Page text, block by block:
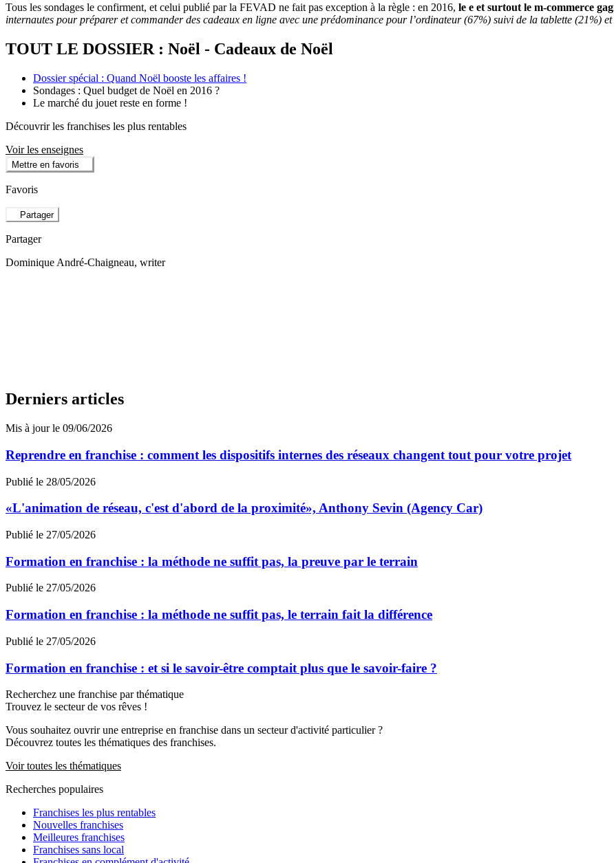
Tous les sondages le confirment, et celui publié par la FEVAD ne fait pas exception à la règle : en 2016, le e et surtout le m-commerce
internautes pour préparer et commander des cadeaux en ligne avec une prédominance pour l’ordinateur (67%) suivi de la tablette (21%)
TOUT LE DOSSIER : Noël - Cadeaux de Noël
Dossier spécial : Quand Noël booste les affaires !
Sondages : Quel budget de Noël en 2016 ?
Le marché du jouet reste en forme !
Découvrir les franchises les plus rentables
Voir les enseignes
Mettre en favoris
Favoris
Partager
Partager
Dominique André-Chaigneau, writer
Derniers articles
Mis à jour le 09/06/2026
Reprendre en franchise : comment les dispositifs internes des réseaux changent tout pour votre projet
Publié le 28/05/2026
«L'animation de réseau, c'est d'abord de la proximité», Anthony Sevin (Agency Car)
Publié le 27/05/2026
Formation en franchise : la méthode ne suffit pas, la preuve par le terrain
Publié le 27/05/2026
Formation en franchise : la méthode ne suffit pas, le terrain fait la différence
Publié le 27/05/2026
Formation en franchise : et si le savoir-être comptait plus que le savoir-faire ?
Recherchez une franchise par thématique
Trouvez le secteur de vos rêves !
Vous souhaitez ouvrir une entreprise en franchise dans un secteur d'activité particulier ?
Découvrez toutes les thématiques des franchises.
Voir toutes les thématiques
Recherches populaires
Franchises les plus rentables
Nouvelles franchises
Meilleures franchises
Franchises sans local